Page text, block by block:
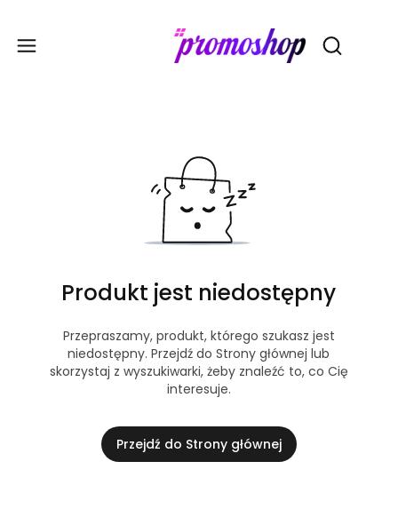
Otwórz
Produkt jest niedostępny
Przepraszamy, produkt, którego szukasz jest
niedostępny. Przejdź do Strony głównej lub
skorzystaj z wyszukiwarki, żeby znaleźć to, co Cię
interesuje.
Przejdź do Strony głównej